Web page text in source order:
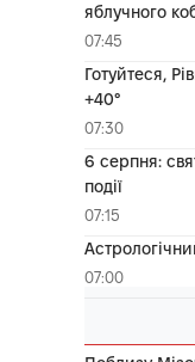
яблучного
07:45
Готуйтеся,
+40°
07:30
6 серпня:
події
07:15
07:00